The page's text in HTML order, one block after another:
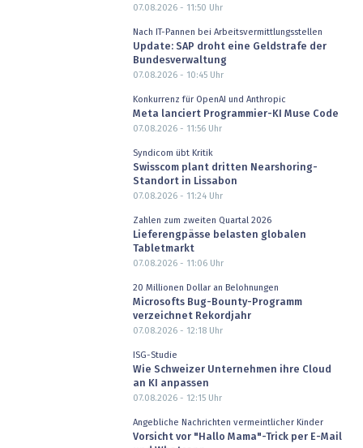
07.08.2026 - 11:50 Uhr
Nach IT-Pannen bei Arbeitsvermittlungsstellen
Update: SAP droht eine Geldstrafe der
Bundesverwaltung
07.08.2026 - 10:45Uhr
Konkurrenz für OpenAI und Anthropic
Meta lanciert Programmier-KI Muse Code
07.08.2026 - 11:56Uhr
Syndicom übt Kritik
Swisscom plant dritten Nearshoring-
Standort in Lissabon
07.08.2026 - 11:24Uhr
Zahlen zum zweiten Quartal 2026
Lieferengpässe belasten globalen
Tabletmarkt
07.08.2026 - 11:06Uhr
20 Millionen Dollar an Belohnungen
Microsofts Bug-Bounty-Programm
verzeichnet Rekordjahr
07.08.2026 - 12:18Uhr
ISG-Studie
Wie Schweizer Unternehmen ihre Cloud
an KI anpassen
07.08.2026 - 12:15Uhr
Angebliche Nachrichten vermeintlicher Kinder
Vorsicht vor "Hallo Mama"-Trick per E-Mail